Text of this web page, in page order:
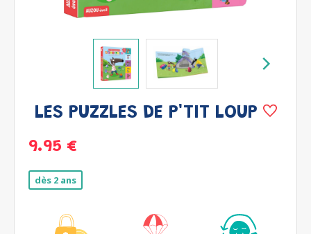
LES PUZZLES DE P'TIT LOUP
9.95 €
dès 2 ans